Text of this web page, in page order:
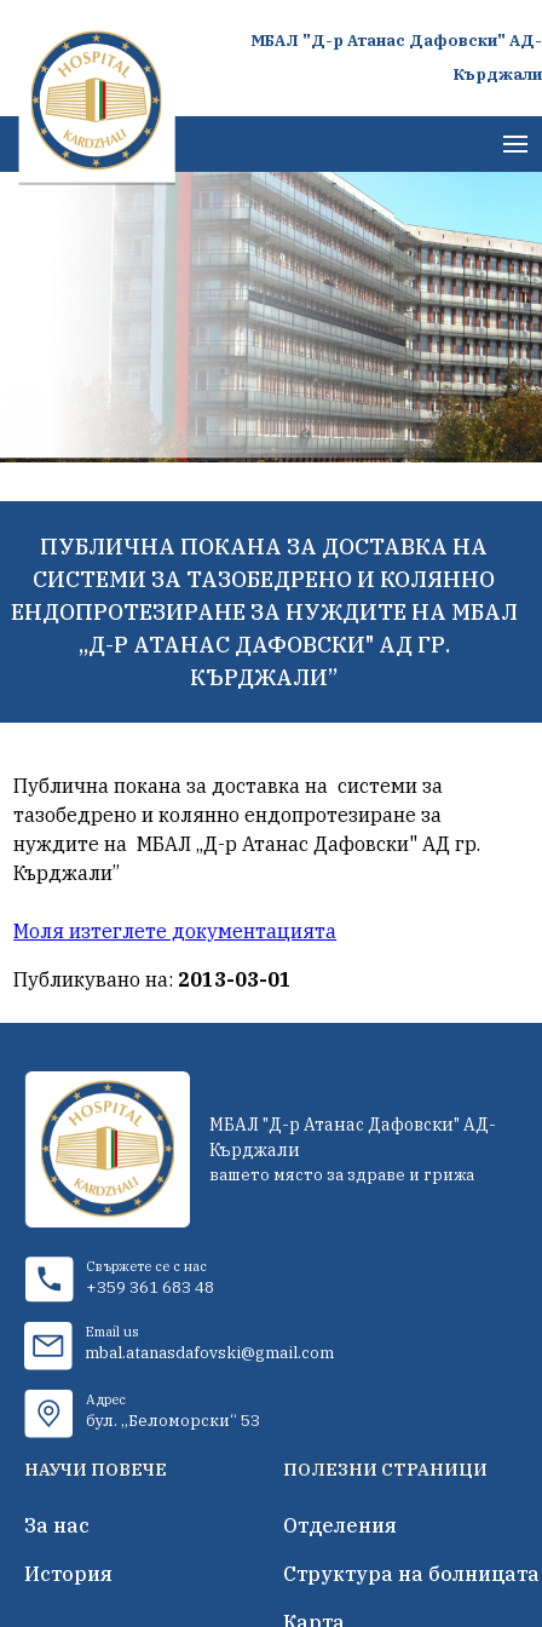
МБАЛ "Д-р Атанас Дафовски" АД-
Кърджали
ПУБЛИЧНА ПОКАНА ЗА ДОСТАВКА НА
СИСТЕМИ ЗА ТАЗОБЕДРЕНО И КОЛЯННО
ЕНДОПРОТЕЗИРАНЕ ЗА НУЖДИТЕ НА МБАЛ
„Д-Р АТАНАС ДАФОВСКИ" АД ГР.
КЪРДЖАЛИ”
Публична покана за доставка на системи за
тазобедрено и колянно ендопротезиране за
нуждите на МБАЛ „Д-р Атанас Дафовски" АД гр.
Кърджали”
Моля изтеглете документацията
Публикувано на: 2013-03-01
МБАЛ "Д-р Атанас Дафовски" АД-
Кърджали
вашето място за здраве и грижа
Свържете се с нас
+359 361 683 48
Email us
mbal.atanasdafovski@gmail.com
Адрес
бул. „Беломорски“ 53
НАУЧИ ПОВЕЧЕ
За нас
История
ПОЛЕЗНИ СТРАНИЦИ
Отделения
Структура на болницата
Карта